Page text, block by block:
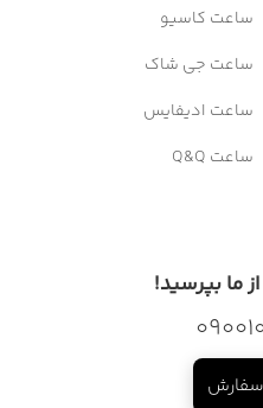
ساعت کاسیو
ساعت جی شاک
ساعت ادیفایس
ساعت Q&Q
ما بپرسید!